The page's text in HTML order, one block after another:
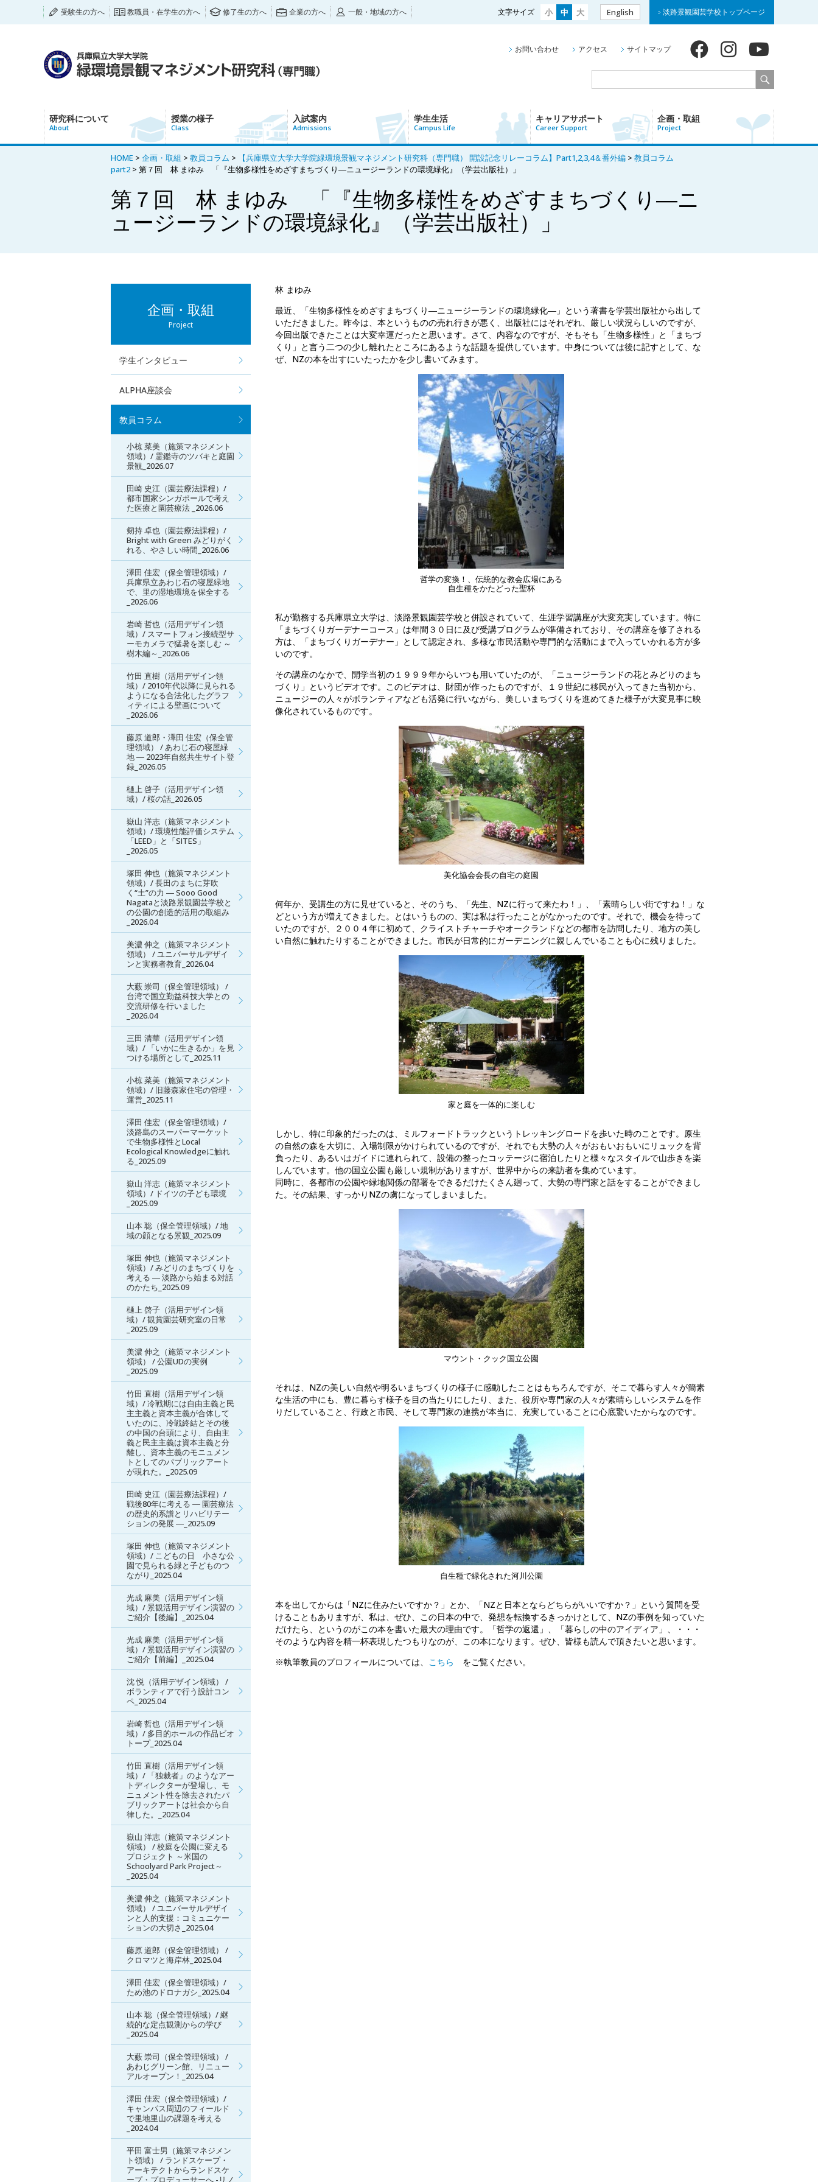
淡路景観園芸学校トップページ
English
文字サイズ 小 中 大
受験生の方へ 教職員・在学生の方へ 修了生の方へ 企業の方へ 一般・地域の方へ
研究科について
About
授業の様子
Class
入試案内
Admissions
学生生活
Campus Life
キャリアサポート
Career Support
企画・取組
Project
お問い合わせ アクセス サイトマップ
HOME > 企画・取組 > 教員コラム > 【兵庫県立大学大学院緑環境景観マネジメント研究科（専門職） 開設記念リレーコラム】Part1,2,3,4＆番外編 > 教員コラム
part2 > 第７回 林 まゆみ 「『生物多様性をめざすまちづくり―ニュージーランドの環境緑化』（学芸出版社）」
第７回 林 まゆみ 「『生物多様性をめざすまちづくり―ニ
ュージーランドの環境緑化』（学芸出版社）」
林 まゆみ
最近、「生物多様性をめざすまちづくり―ニュージーランドの環境緑化―」という著書を学芸出版社から出して
いただきました。昨今は、本というものの売れ行きが悪く、出版社にはそれぞれ、厳しい状況らしいのですが、
今回出版できたことは大変幸運だったと思います。さて、内容なのですが、そもそも「生物多様性」と「まちづ
くり」と言う二つの少し離れたところにあるような話題を提供しています。中身については後に記すとして、な
ぜ、NZの本を出すにいたったかを少し書いてみます。
哲学の変換！、伝統的な教会広場にある
自生種をかたどった聖杯
私が勤務する兵庫県立大学は、淡路景観園芸学校と併設されていて、生涯学習講座が大変充実しています。特に
「まちづくりガーデナーコース」は年間３０日に及び受講プログラムが準備されており、その講座を修了される
方は、「まちづくりガーデナー」として認定され、多様な市民活動や専門的な活動にまで入っていかれる方が多
いのです。
その講座のなかで、開学当初の１９９９年からいつも用いていたのが、「ニュージーランドの花とみどりのまち
づくり」というビデオです。このビデオは、財団が作ったものですが、１９世紀に移民が入ってきた当初から、
ニュージーの人々がボランティアなども活発に行いながら、美しいまちづくりを進めてきた様子が大変見事に映
像化されているものです。
美化協会会長の自宅の庭園
何年か、受講生の方に見せていると、そのうち、「先生、NZに行って来たわ！」、「素晴らしい街ですね！」な
どという方が増えてきました。とはいうものの、実は私は行ったことがなかったのです。それで、機会を待って
いたのですが、２００４年に初めて、クライストチャーチやオークランドなどの都市を訪問したり、地方の美し
い自然に触れたりすることができました。市民が日常的にガーデニングに親しんでいることも心に残りました。
家と庭を一体的に楽しむ
しかし、特に印象的だったのは、ミルフォードトラックというトレッキングロードを歩いた時のことです。原生
の自然の森を大切に、入場制限がかけられているのですが、それでも大勢の人々がおもいおもいにリュックを背
負ったり、あるいはガイドに連れられて、設備の整ったコッテージに宿泊したりと様々なスタイルで山歩きを楽
しんでいます。他の国立公園も厳しい規制がありますが、世界中からの来訪者を集めています。
同時に、各都市の公園や緑地関係の部署をできるだけたくさん廻って、大勢の専門家と話をすることができまし
た。その結果、すっかりNZの虜になってしまいました。
マウント・クック国立公園
それは、NZの美しい自然や明るいまちづくりの様子に感動したことはもちろんですが、そこで暮らす人々が簡素
な生活の中にも、豊に暮らす様子を目の当たりにしたり、また、役所や専門家の人々が素晴らしいシステムを作
りだしていること、行政と市民、そして専門家の連携が本当に、充実していることに心底驚いたからなのです。
自生種で緑化された河川公園
本を出してからは「NZに住みたいですか？」とか、「NZと日本とならどちらがいいですか？」という質問を受
けることもありますが、私は、ぜひ、この日本の中で、発想を転換するきっかけとして、NZの事例を知っていた
だけたら、というのがこの本を書いた最大の理由です。「哲学の返還」、「暮らしの中のアイディア」、・・・
そのような内容を精一杯表現したつもりなのが、この本になります。ぜひ、皆様も読んで頂きたいと思います。
※執筆教員のプロフィールについては、 こちら をご覧ください。
企画・取組
Project
学生インタビュー
ALPHA座談会
教員コラム
小椋 菜美（施策マネジメント
領域）/ 霊鑑寺のツバキと庭園
景観_2026.07
田崎 史江（園芸療法課程）/
都市国家シンガポールで考え
た医療と園芸療法 _2026.06
剱持 卓也（園芸療法課程）/
Bright with Green みどりがく
れる、やさしい時間_2026.06
澤田 佳宏（保全管理領域）/
兵庫県立あわじ石の寝屋緑地
で、里の湿地環境を保全する
_2026.06
岩崎 哲也（活用デザイン領
域）/ スマートフォン接続型サ
ーモカメラで猛暑を楽しむ ～
樹木編～_2026.06
竹田 直樹（活用デザイン領
域）/ 2010年代以降に見られる
ようになる合法化したグラフ
ィティによる壁画について
_2026.06
藤原 道郎・澤田 佳宏（保全管
理領域） / あわじ石の寝屋緑
地 ― 2023年自然共生サイト登
録_2026.05
樋上 啓子（活用デザイン領
域）/ 桜の話_2026.05
嶽山 洋志（施策マネジメント
領域）/ 環境性能評価システム
「LEED」と「SITES」
_2026.05
塚田 伸也（施策マネジメント
領域）/ 長田のまちに芽吹
く“土”の力 ― Sooo Good
Nagataと淡路景観園芸学校と
の公園の創造的活用の取組み
_2026.04
美濃 伸之（施策マネジメント
領域） / ユニバーサルデザイ
ンと実務者教育_2026.04
大藪 崇司（保全管理領域） /
台湾で国立勤益科技大学との
交流研修を行いました
_2026.04
三田 清華（活用デザイン領
域）/ 「いかに生きるか」を見
つける場所として_2025.11
小椋 菜美（施策マネジメント
領域）/ 旧藤森家住宅の管理・
運営_2025.11
澤田 佳宏（保全管理領域）/
淡路島のスーパーマーケット
で生物多様性とLocal
Ecological Knowledgeに触れ
る_2025.09
嶽山 洋志（施策マネジメント
領域）/ ドイツの子ども環境
_2025.09
山本 聡（保全管理領域）/ 地
域の顔となる景観_2025.09
塚田 伸也（施策マネジメント
領域）/ みどりのまちづくりを
考える ― 淡路から始まる対話
のかたち_2025.09
樋上 啓子（活用デザイン領
域）/ 観賞園芸研究室の日常
_2025.09
美濃 伸之（施策マネジメント
領域） / 公園UDの実例
_2025.09
竹田 直樹（活用デザイン領
域）/ 冷戦期には自由主義と民
主主義と資本主義が合体して
いたのに、冷戦終結とその後
の中国の台頭により、自由主
義と民主主義は資本主義と分
離し、資本主義のモニュメン
トとしてのパブリックアート
が現れた。_2025.09
田崎 史江（園芸療法課程）/
戦後80年に考える ― 園芸療法
の歴史的系譜とリハビリテー
ションの発展 ―_2025.09
塚田 伸也（施策マネジメント
領域）/ こどもの日 小さな公
園で見られる緑と子どものつ
ながり_2025.04
光成 麻美（活用デザイン領
域）/ 景観活用デザイン演習の
ご紹介【後編】_2025.04
光成 麻美（活用デザイン領
域）/ 景観活用デザイン演習の
ご紹介【前編】_2025.04
沈 悦（活用デザイン領域） /
ボランティアで行う設計コン
ペ_2025.04
岩崎 哲也（活用デザイン領
域）/ 多目的ホールの作品ビオ
トープ_2025.04
竹田 直樹（活用デザイン領
域）/ 「独裁者」のようなアー
トディレクターが登場し、モ
ニュメント性を除去されたパ
ブリックアートは社会から自
律した。_2025.04
嶽山 洋志（施策マネジメント
領域） / 校庭を公園に変える
プロジェクト ～米国の
Schoolyard Park Project～
_2025.04
美濃 伸之（施策マネジメント
領域） / ユニバーサルデザイ
ンと人的支援：コミュニケー
ションの大切さ_2025.04
藤原 道郎（保全管理領域） /
クロマツと海岸林_2025.04
澤田 佳宏（保全管理領域）/
ため池のドロナガシ_2025.04
山本 聡（保全管理領域）/ 継
続的な定点観測からの学び
_2025.04
大藪 崇司（保全管理領域） /
あわじグリーン館、リニュー
アルオープン！_2025.04
澤田 佳宏（保全管理領域）/
キャンパス周辺のフィールド
で里地里山の課題を考える
_2024.04
平田 富士男（施策マネジメン
ト領域） / ランドスケープ・
アーキテクトからランドスケ
ープ・プロデューサーへ -リノ